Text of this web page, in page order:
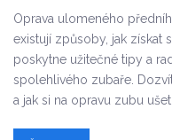
Oprava ulomeného
existují způsoby, jak získat
poskytne užitečné tipy a
spolehlivého zubaře.
a jak si na opravu zubu